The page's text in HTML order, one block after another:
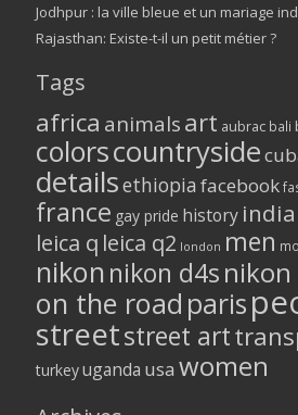
Jodhpur : la ville bleue et un mariage
Rajasthan: Existe-t-il un petit métier ?
Tags
africa animalsart aubrac bali
colorscountryside
detailsethiopia facebook
france gay pride history india
leica q leica q2 london men
nikon nikon d4snikon
on the road paris
streetstreet art
turkeyuganda usa women